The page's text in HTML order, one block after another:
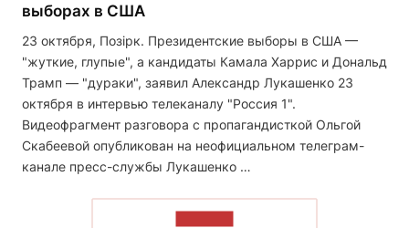
выборах в США
23 октября, Позірк. Президентские выборы в США —
"жуткие, глупые", а кандидаты Камала Харрис и Дональд
Трамп — "дураки", заявил Александр Лукашенко 23
октября в интервью телеканалу "Россия 1".
Видеофрагмент разговора с пропагандисткой Ольгой
Скабеевой опубликован на неофициальном телеграм-
канале пресс-службы Лукашенко …